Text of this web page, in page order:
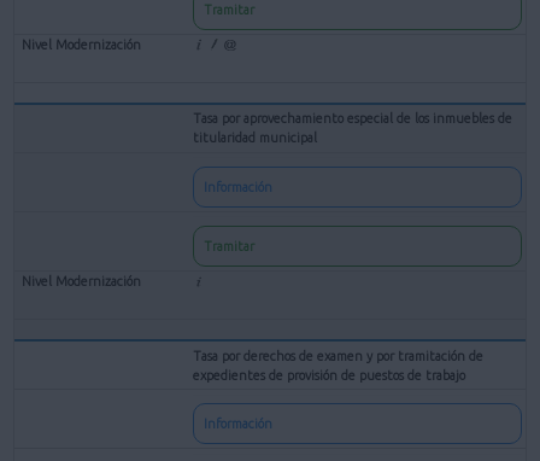
Tramitar
Tasa por aprovechamiento especial de los inmuebles de
titularidad municipal
Información
Tramitar
Tasa por derechos de examen y por tramitación de
expedientes de provisión de puestos de trabajo
Información